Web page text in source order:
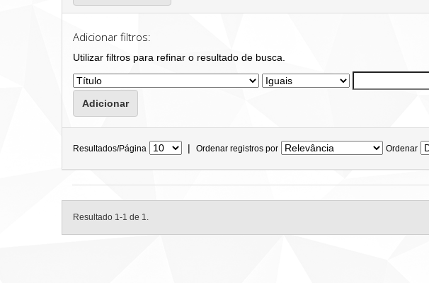
Adicionar filtros:
Utilizar filtros para refinar o resultado de busca.
Resultados/Página | Ordenar registros por Ordenar
Resultado 1-1 de 1.